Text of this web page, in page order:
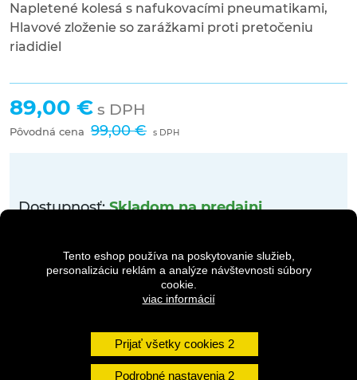
Tento eshop používa na poskytovanie služieb,
personalizáciu reklám a analýze návštevnosti súbory
cookie.
viac informácií
Prijať všetky cookies
Podrobné nastavenia
Napletené kolesá s nafukovacími pneumatikami,
Hlavové zloženie so zarážkami proti pretočeniu
riadidiel
89,00 € s DPH
Pôvodná cena 99,00 € s DPH
Dostupnosť: Skladom na predajni
Množstvo
DO KOŠÍKA